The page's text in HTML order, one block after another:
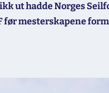
ut hadde Norges
mesterskapene